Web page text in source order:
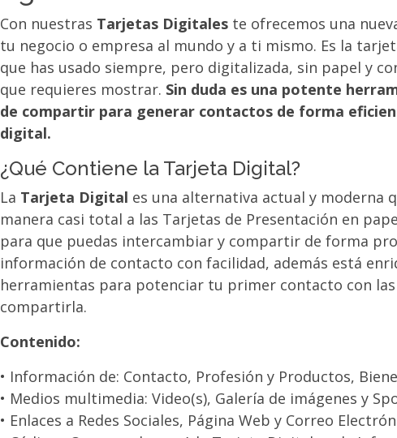
Con nuestras Tarjetas Digitales te ofrecemos una
tu negocio o empresa al mundo y a ti mismo. Es la
que has usado siempre, pero digitalizada, sin papel y
que requieres mostrar. Sin duda es una potente
de compartir para generar contactos de forma
digital.
¿Qué Contiene la Tarjeta Digital?
La Tarjeta Digital es una alternativa actual y moderna
manera casi total a las Tarjetas de Presentación en
para que puedas intercambiar y compartir de forma
información de contacto con facilidad, además está
herramientas para potenciar tu primer contacto con las
compartirla.
Contenido:
• Información de: Contacto, Profesión y Productos,
• Medios multimedia: Video(s), Galería de imágenes y
• Enlaces a Redes Sociales, Página Web y Correo